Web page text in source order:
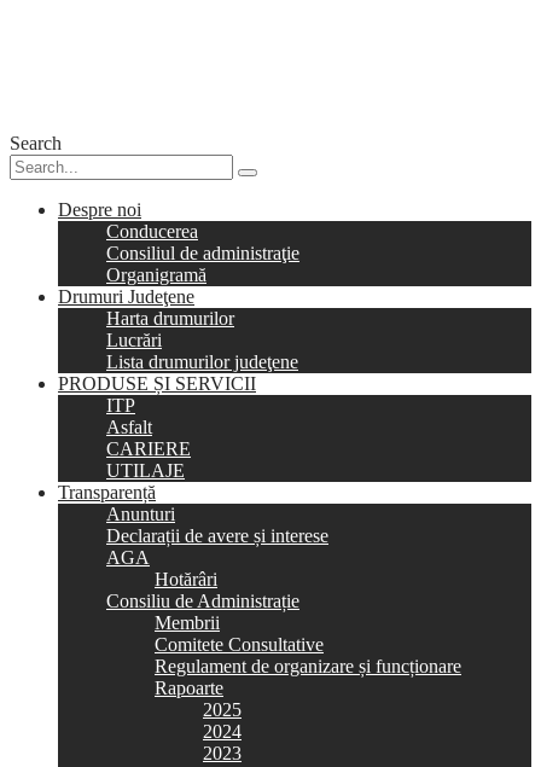
Search
Despre noi
Conducerea
Consiliul de administraţie
Organigramă
Drumuri Judeţene
Harta drumurilor
Lucrări
Lista drumurilor judeţene
PRODUSE ȘI SERVICII
ITP
Asfalt
CARIERE
UTILAJE
Transparență
Anunturi
Declarații de avere și interese
AGA
Hotărâri
Consiliu de Administrație
Membrii
Comitete Consultative
Regulament de organizare și funcționare
Rapoarte
2025
2024
2023